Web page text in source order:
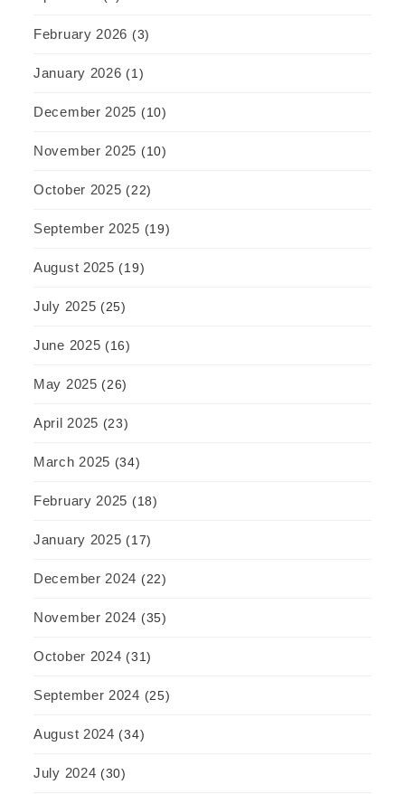
February 2026 (3)
January 2026 (1)
December 2025 (10)
November 2025 (10)
October 2025 (22)
September 2025 (19)
August 2025 (19)
July 2025 (25)
June 2025 (16)
May 2025 (26)
April 2025 (23)
March 2025 (34)
February 2025 (18)
January 2025 (17)
December 2024 (22)
November 2024 (35)
October 2024 (31)
September 2024 (25)
August 2024 (34)
July 2024 (30)